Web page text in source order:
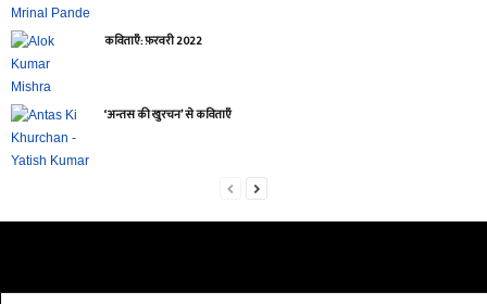
कविताएँ: फ़रवरी 2022
‘अन्तस की खुरचन’ से कविताएँ